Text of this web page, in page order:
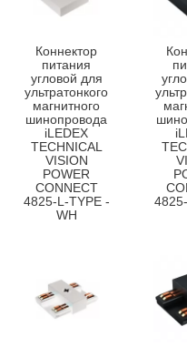
Коннектор
питания
угловой для
ультратонкого
магнитного
шинопровода
iLEDEX
TECHNICAL
VISION
POWER
CONNECT
4825-L-TYPE -
WH